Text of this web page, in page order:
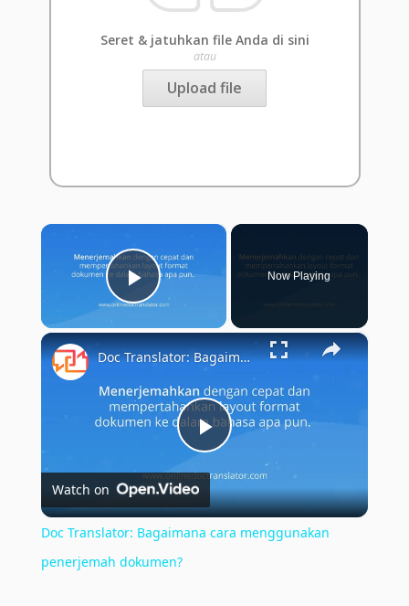
Seret & jatuhkan file Anda di sini
atau
Upload file
×
Play Video
Now Playing
×
Play
Video
Doc Translator: Bagaimana cara menggunakan penerjemah dokumen?
Watch on
Doc Translator: Bagaimana cara menggunakan
penerjemah dokumen?